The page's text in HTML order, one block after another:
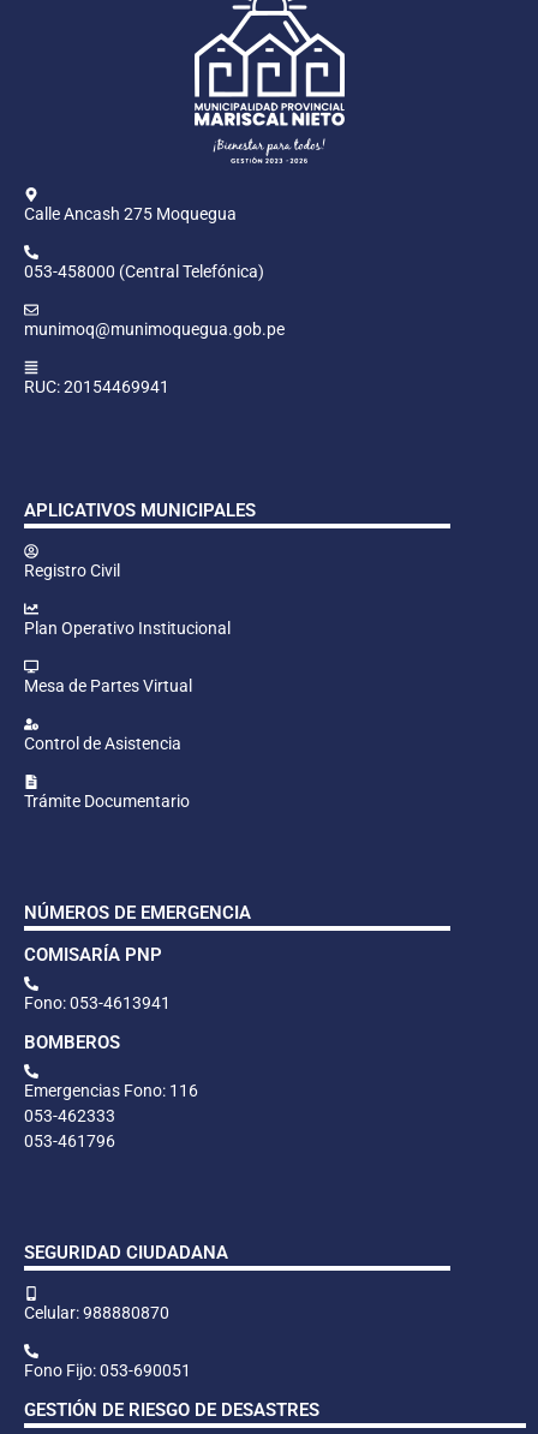
Calle Ancash 275 Moquegua
053-458000 (Central Telefónica)
munimoq@munimoquegua.gob.pe
RUC: 20154469941
APLICATIVOS MUNICIPALES
Registro Civil
Plan Operativo Institucional
Mesa de Partes Virtual
Control de Asistencia
Trámite Documentario
NÚMEROS DE EMERGENCIA
COMISARÍA PNP
Fono: 053-4613941
BOMBEROS
Emergencias Fono: 116
053-462333
053-461796
SEGURIDAD CIUDADANA
Celular: 988880870
Fono Fijo: 053-690051
GESTIÓN DE RIESGO DE DESASTRES